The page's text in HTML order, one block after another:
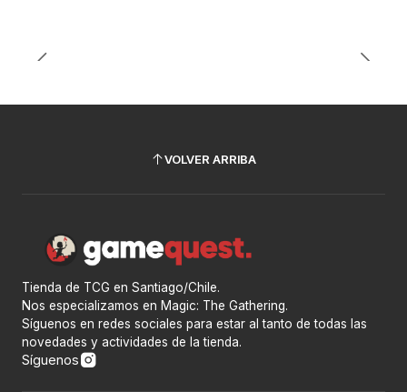
VOLVER ARRIBA
Tienda de TCG en Santiago/Chile.
Nos especializamos en Magic: The Gathering.
Síguenos en redes sociales para estar al tanto de todas las
novedades y actividades de la tienda.
Síguenos